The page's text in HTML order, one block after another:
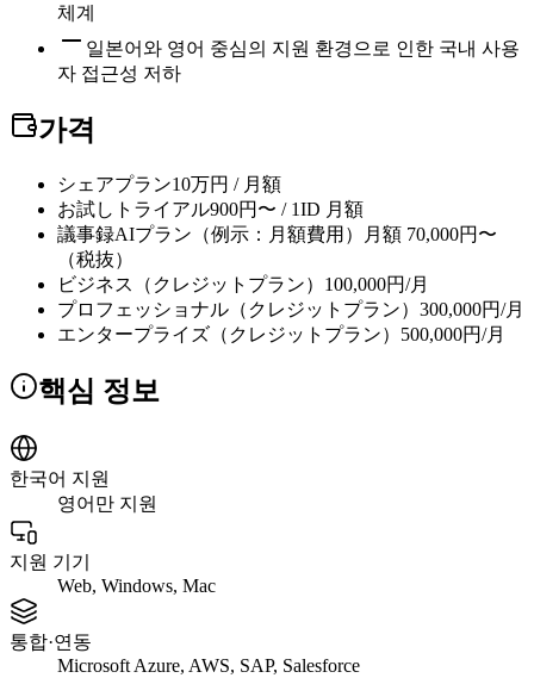
체계
일본어와 영어 중심의 지원 환경으로 인한 국내 사용
자 접근성 저하
가격
シェアプラン10万円 / 月額
お試しトライアル900円〜 / 1ID 月額
議事録AIプラン（例示：月額費用）
月額 70,000円〜
（税抜）
ビジネス（クレジットプラン） 100,000円/月
プロフェッショナル（クレジットプラン） 300,000円/月
エンタープライズ（クレジットプラン） 500,000円/月
핵심 정보
한국어 지원
영어만 지원
지원 기기
Web, Windows, Mac
통합·연동
Microsoft Azure, AWS, SAP, Salesforce